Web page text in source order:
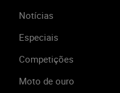
Notícias
Especiais
Competições
Moto de ouro